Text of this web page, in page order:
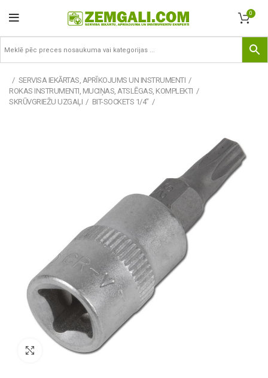
0
SERVISA IEKĀRTAS, APRĪKOJUMS UN INSTRUMENTI
ROKAS INSTRUMENTI, MUCIŅAS, ATSLĒGAS, KOMPLEKTI
SKRŪVGRIEŽU UZGAĻI
BIT-SOCKETS 1/4"
Pietuvināt